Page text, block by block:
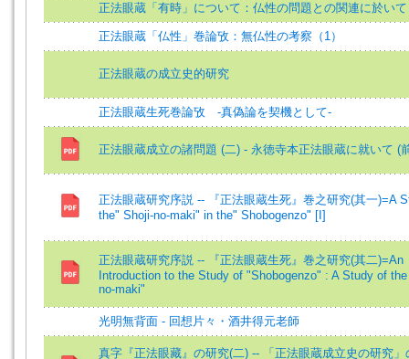
正法眼蔵「有時」について：仏性の問題との関連に於いて
正法眼蔵「仏性」巻論攷：無仏性の考察（1）
正法眼蔵の成立史的研究
正法眼蔵生死巻論攷 ‐真偽論を契機として‐
正法眼蔵成立の諸問題 (二) - 永徳寺本正法眼蔵に就いて (
正法眼蔵研究序説 -- 『正法眼蔵生死』巻之研究(其一)=A
the" Shoji-no-maki" in the" Shobogenzo" [I]
正法眼蔵研究序説 -- 『正法眼蔵生死』巻之研究(其二)=An
Introduction to the Study of "Shobogenzo" : A Study of
no-maki"
光明無背面 - 回想片々・酒井得元老師
真字『正法眼藏』の研究(二) -- 「正法眼蔵成立史の研究」